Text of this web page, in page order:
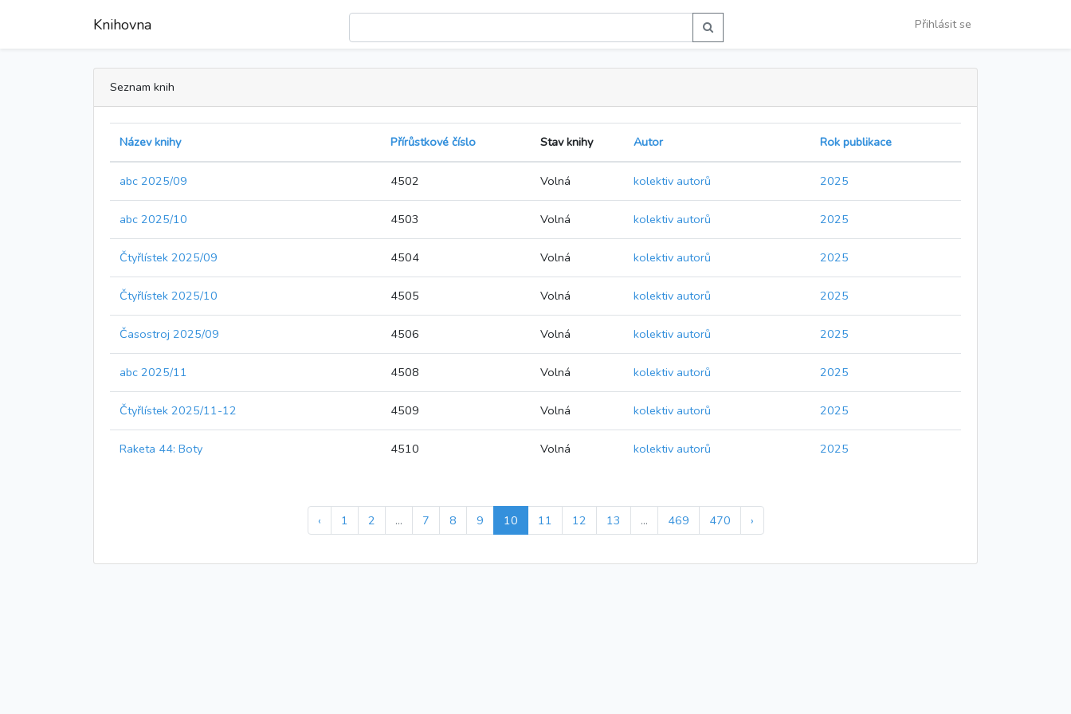
Knihovna Přihlásit se
Seznam knih
Název knihy Přírůstkové číslo Stav knihy Autor Rok publikace
abc 2025/09 4502 Volná kolektiv autorů 2025
abc 2025/10 4503 Volná kolektiv autorů 2025
Čtyřlístek 2025/09 4504 Volná kolektiv autorů 2025
Čtyřlístek 2025/10 4505 Volná kolektiv autorů 2025
Časostroj 2025/09 4506 Volná kolektiv autorů 2025
abc 2025/11 4508 Volná kolektiv autorů 2025
Čtyřlístek 2025/11-12 4509 Volná kolektiv autorů 2025
Raketa 44: Boty 4510 Volná kolektiv autorů 2025
‹ 1 2 ... 7 8 9 10 11 12 13 ... 469 470 ›